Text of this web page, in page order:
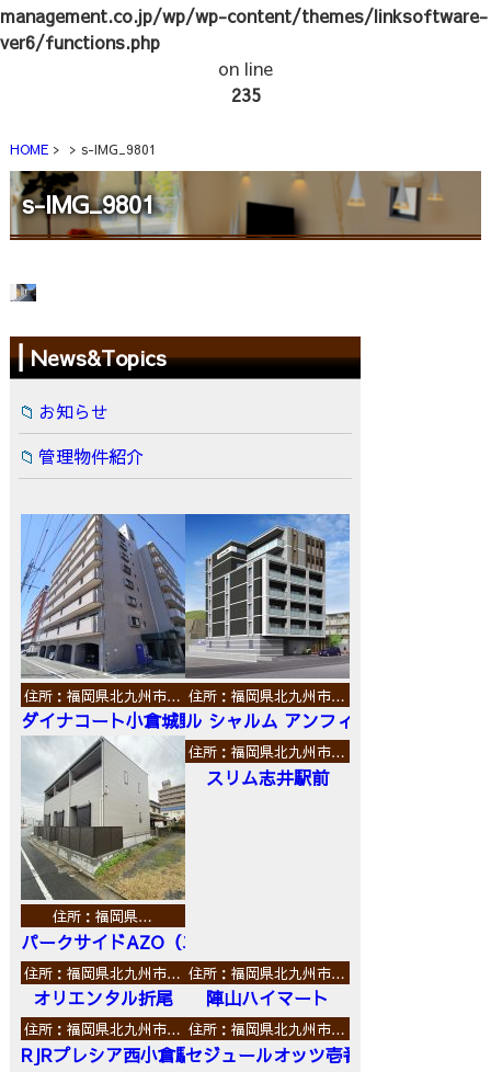
management.co.jp/wp/wp-content/themes/linksoftware-
ver6/functions.php
on line
235
HOME s-IMG_9801
s-IMG_9801
News&Topics
お知らせ
管理物件紹介
住所：福岡県北九州市…
ダイナコート小倉城野
住所：福岡県北九州市…
ル シャルム アンフィニ
住所：福岡県…
パークサイドAZO（エーゼットオー）
住所：福岡県北九州市…
スリム志井駅前
住所：福岡県北九州市…
オリエンタル折尾
住所：福岡県北九州市…
陣山ハイマート
住所：福岡県北九州市…
RJRプレシア西小倉駅前
住所：福岡県北九州市…
セジュールオッツ壱番館